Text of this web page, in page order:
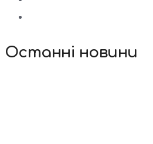
Останні новини